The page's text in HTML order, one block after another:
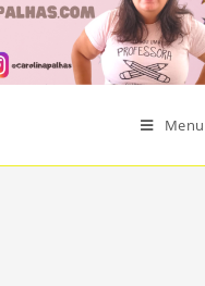
Menu